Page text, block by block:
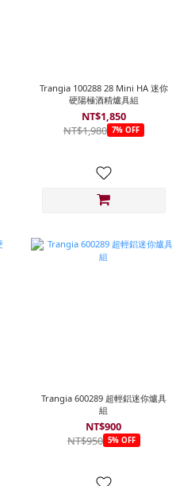
Trangia 100288 28 Mini HA 迷你
硬陽極酒精爐具組
NT$1,850
NT$1,980 7% OFF
Trangia 600289 超輕鋁迷你爐具
組
NT$900
NT$950 5% OFF